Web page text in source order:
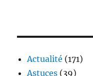
Actualité (171)
Astuces (39)